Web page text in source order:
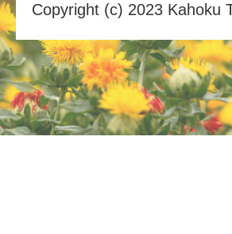
Copyright (c) 2023 Kahoku